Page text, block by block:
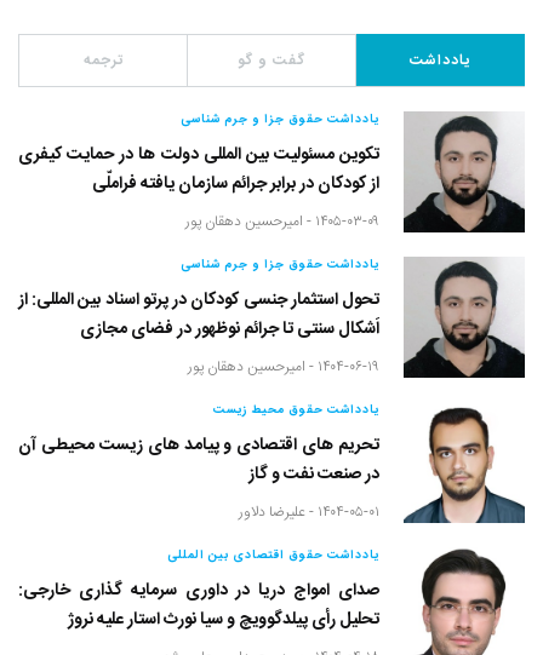
یادداشت گفت و گو ترجمه
یادداشت حقوق جزا و جرم شناسی
تکوین مسئولیت بین المللی دولت ها در حمایت کیفری
از کودکان در برابر جرائم سازمان یافته فراملّی
۱۴۰۵-۰۳-۰۹ - امیرحسین دهقان پور
یادداشت حقوق جزا و جرم شناسی
تحول استثمار جنسی کودکان در پرتو اسناد بین المللی: از
اَشکال سنتی تا جرائم نوظهور در فضای مجازی
۱۴۰۴-۰۶-۱۹ - امیرحسین دهقان پور
یادداشت حقوق محیط زیست
تحریم های اقتصادی و پیامد های زیست محیطی آن
در صنعت نفت و گاز
۱۴۰۴-۰۵-۰۱ - علیرضا دلاور
یادداشت حقوق اقتصادی بین المللی
صدای امواج دریا در داوری سرمایه گذاری خارجی:
تحلیل رأی پیلدگوویچ و سیا نورث استار علیه نروژ